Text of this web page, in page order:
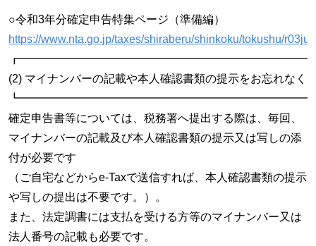
○令和3年分確定申告特集ページ（準備編）
https://www.nta.go.jp/taxes/shiraberu/shinkoku/tokushu/
(2) マイナンバーの記載や本人確認書類の提示をお忘れなく
確定申告書等については、税務署へ提出する際は、毎回、
マイナンバーの記載及び本人確認書類の提示又は写しの添
付が必要です
（ご自宅などからe-Taxで送信すれば、本人確認書類の提示
や写しの提出は不要です。）。
また、法定調書には支払を受ける方等のマイナンバー又は
法人番号の記載も必要です。